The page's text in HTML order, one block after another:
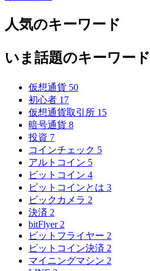
人気のキーワード
いま話題のキーワード
仮想通貨 50
初心者 17
仮想通貨取引所 15
暗号通貨 8
投資 7
コインチェック 5
アルトコイン 5
ビットコイン 4
ビットコインとは 3
ビックカメラ 2
決済 2
bitFlyer 2
ビットフライヤー 2
ビットコイン決済 2
マイニングマシン 2